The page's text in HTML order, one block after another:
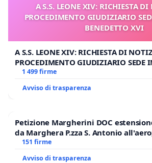
A S.S. LEONE XIV: RICHIESTA
PROCEDIMENTO GIUDIZIARIO
BENEDETTO XVI
A S.S. LEONE XIV: RICHIESTA DI
PROCEDIMENTO GIUDIZIARIO SEDE
BENEDETTO XVI
1 499 firme
Avviso di trasparenza
Petizione Margherini DOC
da Marghera P.zza S. Antonio
Polo tariffa a € 1,50
151 firme
Avviso di trasparenza